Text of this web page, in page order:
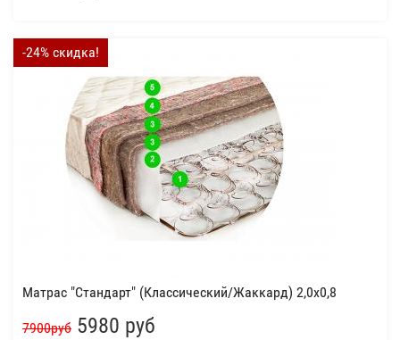
-24% скидка!
Матрас "Стандарт" (Классический/Жаккард) 2,0x0,8
7900руб 5980 руб